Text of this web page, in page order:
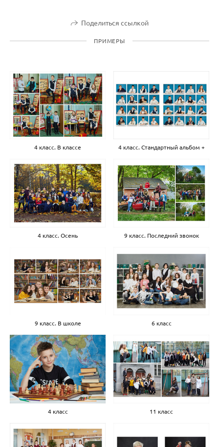
Поделиться ссылкой
ПРИМЕРЫ
4 класс. В классе 4 класс. Стандартный альбом +
4 класс. Осень 9 класс. Последний звонок
9 класс. В школе 6 класс
4 класс 11 класс